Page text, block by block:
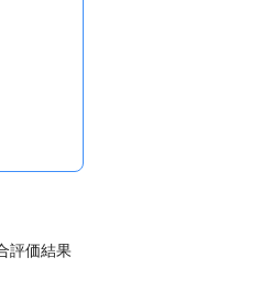
評価結果